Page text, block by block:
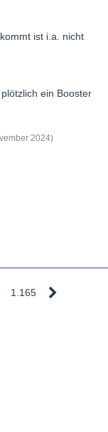
ist i.a. nicht
ein Booster
2024)
1.165